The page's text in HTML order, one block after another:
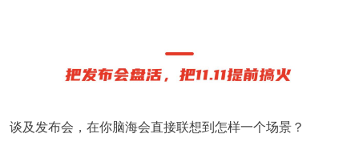
谈及发布会，在你脑海会直接联想到怎样一个场景？